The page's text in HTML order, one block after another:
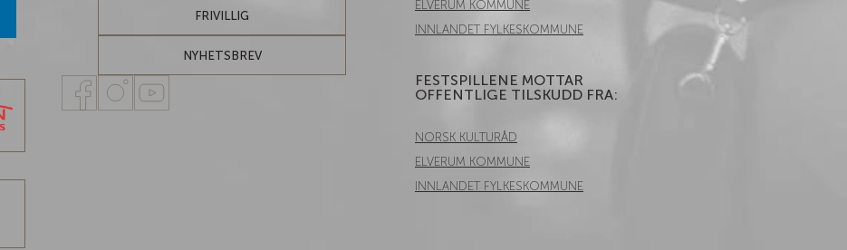
FRIVILLIG
NYHETSBREV
ELVERUM KOMMUNE
INNLANDET FYLKESKOMMUNE
FESTSPILLENE MOTTAR
OFFENTLIGE TILSKUDD FRA:
NORSK KULTURÅD
ELVERUM KOMMUNE
INNLANDET FYLKESKOMMUNE